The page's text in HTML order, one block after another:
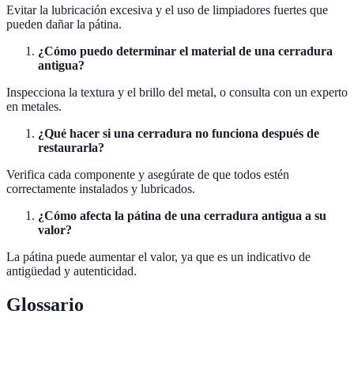
Evitar la lubricación excesiva y el uso de limpiadores fuertes que
pueden dañar la pátina.
¿Cómo puedo determinar el material de una cerradura
antigua?
Inspecciona la textura y el brillo del metal, o consulta con un experto
en metales.
¿Qué hacer si una cerradura no funciona después de
restaurarla?
Verifica cada componente y asegúrate de que todos estén
correctamente instalados y lubricados.
¿Cómo afecta la pátina de una cerradura antigua a su
valor?
La pátina puede aumentar el valor, ya que es un indicativo de
antigüedad y autenticidad.
Glossario